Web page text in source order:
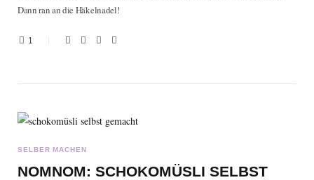
Dann ran an die Häkelnadel!
1
SELBER MACHEN
NOMNOM: SCHOKOMÜSLI SELBST